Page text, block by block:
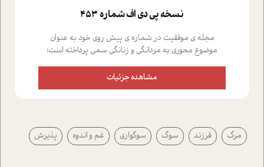
نسخه پي دي اف شماره 453
مجله ی موفقیت در شماره ی پیش روی خود به عنوان
موضوع محوری به مردانگی و زنانگی سمی پرداخته است؛
علیخواه، جامعه شناس در بخش های مختلف تلاش کرده ایم
از دریچه های گوناگون به این موضوع مهم بپردازیم.فصل
پیرامون آن آشنا می کند.در بخش دو فنجان داغ به سراغ افرادی
رفته ایم که موفقیت را در عمل به اثبات رسانده اند؛ سید
حمیدرضا محتشمی که بیست و پنجمین سال فعالیت حرفه
مشاهده جزئیات
مرگ فرزند سوگ سوگواری غم و اندوه پذیرش